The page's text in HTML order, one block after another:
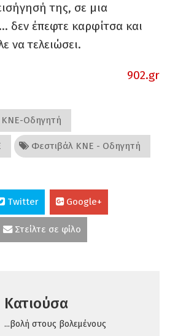
της, σε μια
δεν έπεφτε καρφίτσα και
να τελειώσει.
902.gr
ΚΝΕ-Οδηγητή
Φεστιβάλ ΚΝΕ - Οδηγητή
Twitter Google+
Στείλτε σε φίλο
Κατιούσα
...βολή στους βολεμένους